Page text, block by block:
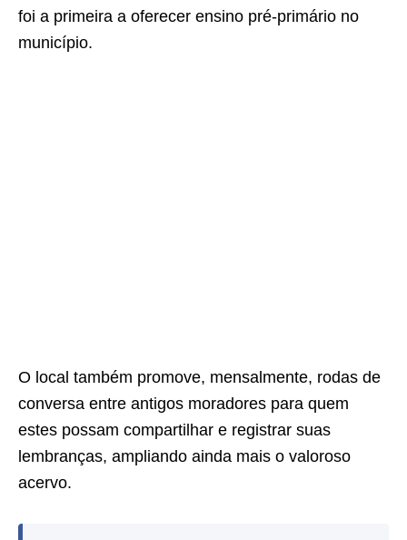
foi a primeira a oferecer ensino pré-primário no
município.
O local também promove, mensalmente, rodas de
conversa entre antigos moradores para quem
estes possam compartilhar e registrar suas
lembranças, ampliando ainda mais o valoroso
acervo.